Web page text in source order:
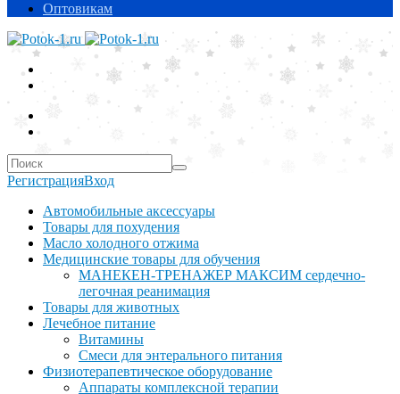
Оптовикам
РегистрацияВход
Автомобильные аксессуары
Товары для похудения
Масло холодного отжима
Медицинские товары для обучения
МАНЕКЕН-ТРЕНАЖЕР МАКСИМ сердечно-
легочная реанимация
Товары для животных
Лечебное питание
Витамины
Смеси для энтерального питания
Физиотерапевтическое оборудование
Аппараты комплексной терапии